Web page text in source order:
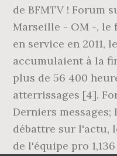
de BFMTV ! Forum
Marseille - OM -, le
en service en 2011,
accumulaient à la
plus de 56 400
atterrissages [4].
Derniers
débattre sur l'actu,
de l'équipe pro 1,136